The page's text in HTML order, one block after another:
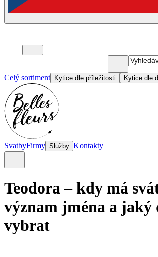
Celý sortiment Kytice dle příležitosti Kytice dle
SvatbyFirmy Služby Kontakty
Teodora – kdy má
význam jména a jaký
vybrat